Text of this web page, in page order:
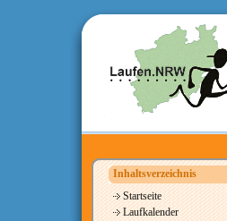
Inhaltsverzeichnis
Startseite
Laufkalender